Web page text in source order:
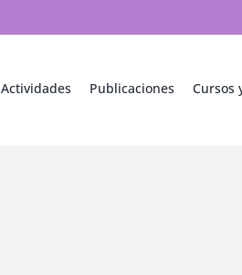
Actividades Publicaciones Cursos